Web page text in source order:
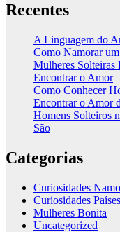
Recentes
A Linguagem do
Como Namorar
Mulheres Solteiras
Encontrar o Amor
Como Conhecer
Encontrar o Amor
Homens Solteiros
São
Categorias
Curiosidades
Curiosidades Países
Mulheres Bonita
Uncategorized